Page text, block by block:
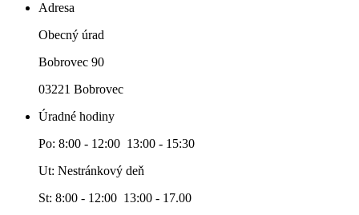
Adresa
Obecný úrad
Bobrovec 90
03221 Bobrovec
Úradné hodiny
Po: 8:00 - 12:00 13:00 - 15:30
Ut: Nestránkový deň
St: 8:00 - 12:00 13:00 - 17.00